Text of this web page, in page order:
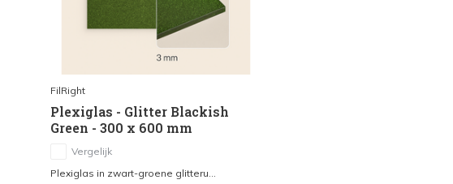
FilRight
Plexiglas - Glitter Blackish
Green - 300 x 600 mm
Vergelijk
Plexiglas in zwart-groene glitteru...